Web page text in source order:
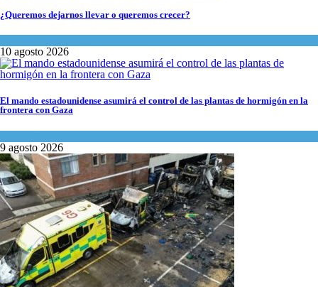
¿Queremos dejarnos llevar o queremos crecer?
10 agosto 2026
El mando estadounidense asumirá el control de las plantas de hormigón en la
frontera con Gaza
9 agosto 2026